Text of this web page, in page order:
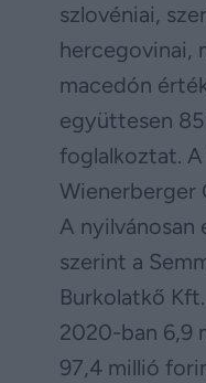
szlovéniai,
hercegovinai,
macedón
együttesen
foglalkoztat. A
Wienerberger
A nyilvánosan
szerint a
Burkolatkő
2020-ban 6,9
97,4 millió